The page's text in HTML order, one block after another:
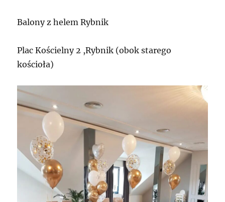
Balony z helem Rybnik
Plac Kościelny 2 ,Rybnik (obok starego
kościoła)